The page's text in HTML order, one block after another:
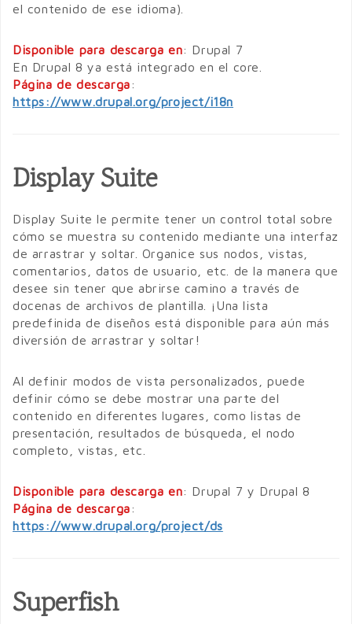
el contenido de ese idioma).
Disponible para descarga en: Drupal 7
En Drupal 8 ya está integrado en el core.
Página de descarga:
https://www.drupal.org/project/i18n
Display Suite
Display Suite le permite tener un control total sobre
cómo se muestra su contenido mediante una interfaz
de arrastrar y soltar. Organice sus nodos, vistas,
comentarios, datos de usuario, etc. de la manera que
desee sin tener que abrirse camino a través de
docenas de archivos de plantilla. ¡Una lista
predefinida de diseños está disponible para aún más
diversión de arrastrar y soltar!
Al definir modos de vista personalizados, puede
definir cómo se debe mostrar una parte del
contenido en diferentes lugares, como listas de
presentación, resultados de búsqueda, el nodo
completo, vistas, etc.
Disponible para descarga en: Drupal 7 y Drupal 8
Página de descarga:
https://www.drupal.org/project/ds
Superfish